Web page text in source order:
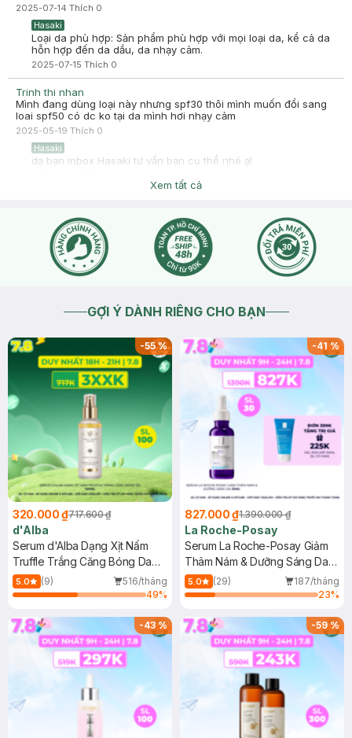
2025-07-14 Thích 0
Hasaki
Loại da phù hợp: Sản phẩm phù hợp với mọi loại da, kể cả da
hỗn hợp đến da dầu, da nhạy cảm.
2025-07-15 Thích 0
Trinh thi nhan
Mình đang dùng loại này nhưng spf30 thôi mình muốn đổi sang
loai spf50 có dc ko tại da mình hơi nhạy cảm
2025-05-19 Thích 0
Hasaki
dạ bạn inbox Hasaki tư vấn bạn cụ thể nhé ạ!
Xem tất cả
GỢI Ý DÀNH RIÊNG CHO BẠN
-55%
320.000 ₫717.600 ₫
d'Alba
Serum d'Alba Dạng Xịt Nấm
Truffle Trắng Căng Bóng Da
100ml
5.0 (9)
516/tháng
49%
-41%
827.000 ₫1.390.000 ₫
La Roche-Posay
Serum La Roche-Posay Giảm
Thâm Nám & Dưỡng Sáng Da
30ml
5.0 (29)
187/tháng
23%
-43% -59%